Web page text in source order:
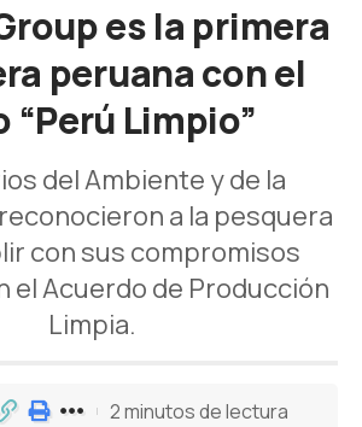
es la primera
peruana con el
“Perú Limpio”
del Ambiente y de la
a la pesquera
con sus compromisos
el Acuerdo de Producción
Limpia.
2 minutos de lectura